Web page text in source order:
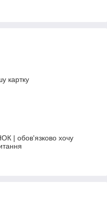
картку
| обов'язково хочу